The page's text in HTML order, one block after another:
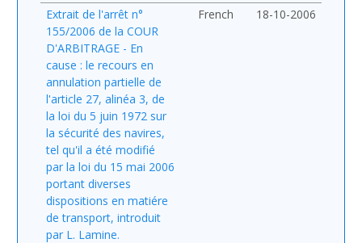
Extrait de l'arrêt n°
155/2006 de la COUR
D'ARBITRAGE - En
cause : le recours en
annulation partielle de
l'article 27, alinéa 3, de
la loi du 5 juin 1972 sur
la sécurité des navires,
tel qu'il a été modifié
par la loi du 15 mai 2006
portant diverses
dispositions en matiére
de transport, introduit
par L. Lamine.
French 18-10-2006